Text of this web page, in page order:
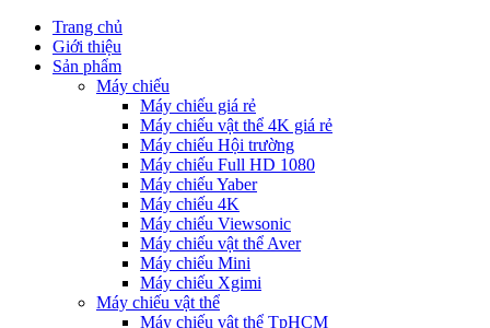
Trang chủ
Giới thiệu
Sản phẩm
Máy chiếu
Máy chiếu giá rẻ
Máy chiếu vật thể 4K giá rẻ
Máy chiếu Hội trường
Máy chiếu Full HD 1080
Máy chiếu Yaber
Máy chiếu 4K
Máy chiếu Viewsonic
Máy chiếu vật thể Aver
Máy chiếu Mini
Máy chiếu Xgimi
Máy chiếu vật thể
Máy chiếu vật thể TpHCM